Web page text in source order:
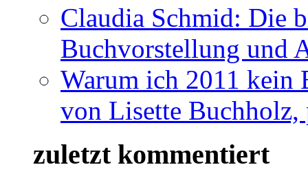
Claudia Schmid: Die
Buchvorstellung und
Warum ich 2011 kein
von Lisette Buchholz,
zuletzt kommentiert